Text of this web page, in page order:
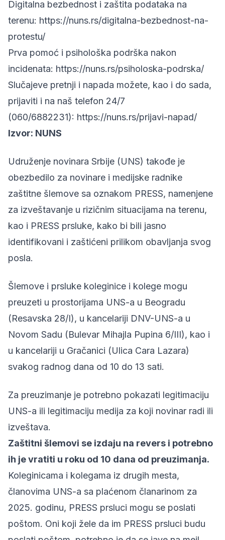
Digitalna bezbednost i zaštita podataka na
terenu: https://nuns.rs/digitalna-bezbednost-na-
protestu/
Prva pomoć i psihološka podrška nakon
incidenata: https://nuns.rs/psiholoska-podrska/
Slučajeve pretnji i napada možete, kao i do sada,
prijaviti i na naš telefon 24/7
(060/6882231): https://nuns.rs/prijavi-napad/
Izvor: NUNS
Udruženje novinara Srbije (UNS) takođe je
obezbedilo za novinare i medijske radnike
zaštitne šlemove sa oznakom PRESS, namenjene
za izveštavanje u rizičnim situacijama na terenu,
kao i PRESS prsluke, kako bi bili jasno
identifikovani i zaštićeni prilikom obavljanja svog
posla.
Šlemove i prsluke koleginice i kolege mogu
preuzeti u prostorijama UNS-a u Beogradu
(Resavska 28/I), u kancelariji DNV-UNS-a u
Novom Sadu (Bulevar Mihajla Pupina 6/III), kao i
u kancelariji u Gračanici (Ulica Cara Lazara)
svakog radnog dana od 10 do 13 sati.
Za preuzimanje je potrebno pokazati legitimaciju
UNS-a ili legitimaciju medija za koji novinar radi ili
izveštava.
Zaštitni šlemovi se izdaju na revers i potrebno
ih je vratiti u roku od 10 dana od preuzimanja.
Koleginicama i kolegama iz drugih mesta,
članovima UNS-a sa plaćenom članarinom za
2025. godinu, PRESS prsluci mogu se poslati
poštom. Oni koji žele da im PRESS prsluci budu